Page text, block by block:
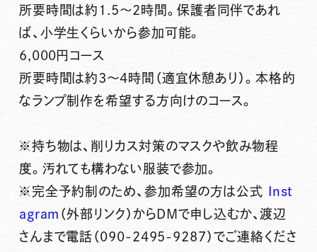
所要時間は約1.5〜2時間。保護者同伴であれ
ば、小学生くらいから参加可能。
6,000円コース
所要時間は約3〜4時間（適宜休憩あり）。本格的
なランプ制作を希望する方向けのコース。
※持ち物は、削りカス対策のマスクや飲み物程
度。汚れても構わない服装で参加。
※完全予約制のため、参加希望の方は公式
Inst
agram （外部リンク）からDMで申し込むか、渡辺
さんまで電話（090-2495-9287）でご連絡くださ